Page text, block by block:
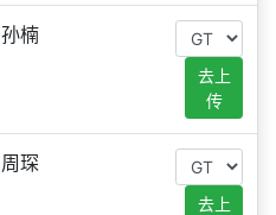
孙楠
去上
传
周琛
去上